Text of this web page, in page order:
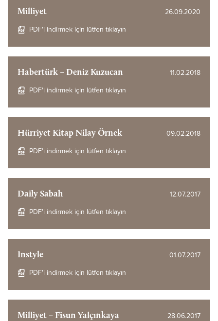
Milliyet 26.09.2020
PDF'i indirmek için lütfen tıklayın
Habertürk – Deniz Kuzucan 11.02.2018
PDF'i indirmek için lütfen tıklayın
Hürriyet Kitap Nilay Örnek 09.02.2018
PDF'i indirmek için lütfen tıklayın
Daily Sabah 12.07.2017
PDF'i indirmek için lütfen tıklayın
Instyle 01.07.2017
PDF'i indirmek için lütfen tıklayın
Milliyet – Fisun Yalçınkaya 28.06.2017